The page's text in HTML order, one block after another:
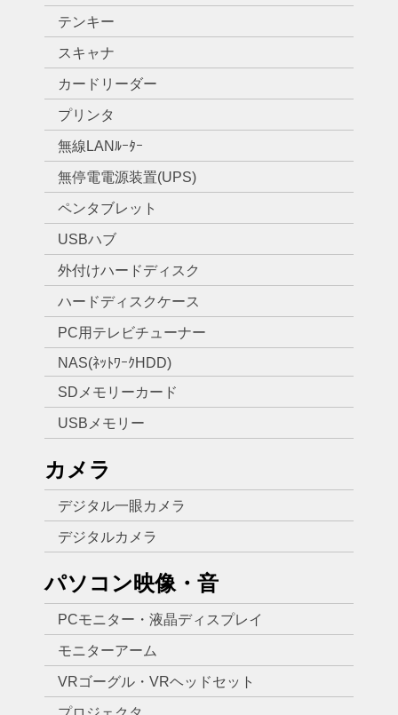
テンキー
スキャナ
カードリーダー
プリンタ
無線LANﾙｰﾀｰ
無停電電源装置(UPS)
ペンタブレット
USBハブ
外付けハードディスク
ハードディスクケース
PC用テレビチューナー
NAS(ﾈｯﾄﾜｰｸHDD)
SDメモリーカード
USBメモリー
カメラ
デジタル一眼カメラ
デジタルカメラ
パソコン映像・音
PCモニター・液晶ディスプレイ
モニターアーム
VRゴーグル・VRヘッドセット